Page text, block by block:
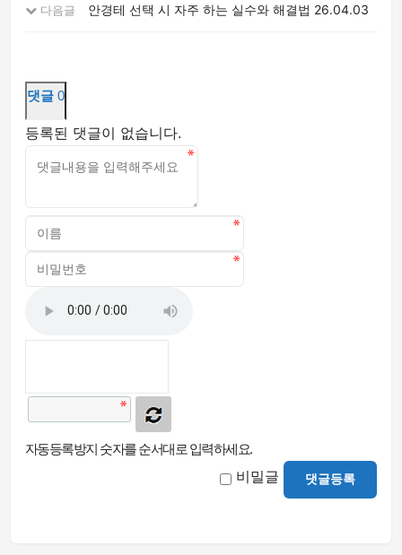
다음글 안경테 선택 시 자주 하는 실수와 해결법 26.04.03
댓글 0
등록된 댓글이 없습니다.
자동등록방지 숫자를 순서대로 입력하세요.
비밀글 댓글등록